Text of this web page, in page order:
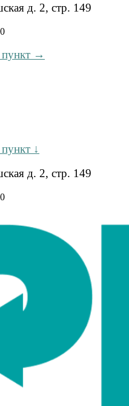
д. 2, стр. 149
→
↓
д. 2, стр. 149